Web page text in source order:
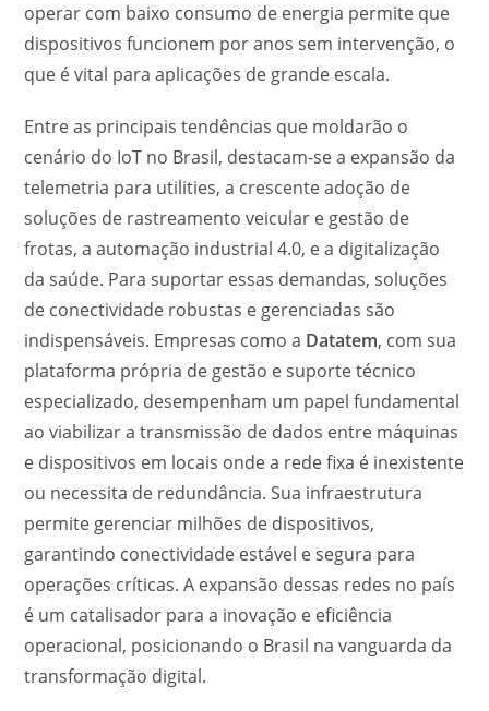
operar com baixo consumo de energia permite que
dispositivos funcionem por anos sem intervenção, o
que é vital para aplicações de grande escala.
Entre as principais tendências que moldarão o
cenário do IoT no Brasil, destacam-se a expansão da
telemetria para utilities, a crescente adoção de
soluções de rastreamento veicular e gestão de
frotas, a automação industrial 4.0, e a digitalização
da saúde. Para suportar essas demandas, soluções
de conectividade robustas e gerenciadas são
indispensáveis. Empresas como a Datatem, com sua
plataforma própria de gestão e suporte técnico
especializado, desempenham um papel fundamental
ao viabilizar a transmissão de dados entre máquinas
e dispositivos em locais onde a rede fixa é inexistente
ou necessita de redundância. Sua infraestrutura
permite gerenciar milhões de dispositivos,
garantindo conectividade estável e segura para
operações críticas. A expansão dessas redes no país
é um catalisador para a inovação e eficiência
operacional, posicionando o Brasil na vanguarda da
transformação digital.